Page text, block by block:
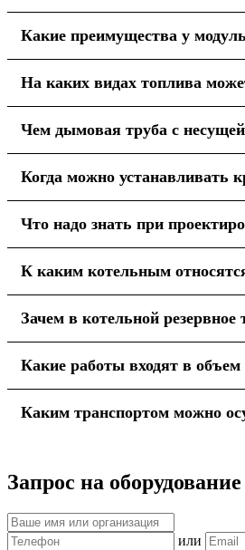
Какие преимущества у
На каких видах топлива
Чем дымовая труба с
Когда можно устанавливать
Что надо знать при
К каким котельным
Зачем в котельной резервное
Какие работы входят в
Каким транспортом можно
Запрос на оборудование
или